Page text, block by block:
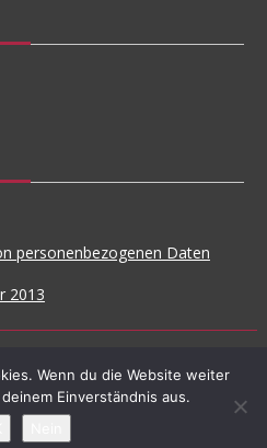
personenbezogenen Daten
2013
Reserved
|Theme: SuperNews by
Acme
Wenn du die Website weiter
Einverständnis aus.